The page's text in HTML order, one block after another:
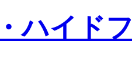
ハイド